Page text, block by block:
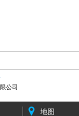
地图
公司